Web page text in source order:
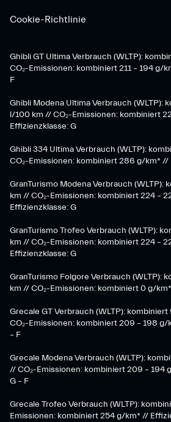
Cookie-Richtlinie
Ghibli GT Ultima Verbrauch (WLTP):
CO₂-Emissionen: kombiniert 211 – 194 g/
F
Ghibli Modena Ultima Verbrauch (WLTP):
l/100 km // CO₂-Emissionen: kombiniert
Effizienzklasse: G
Ghibli 334 Ultima Verbrauch (WLTP):
CO₂-Emissionen: kombiniert 286 g/km* //
GranTurismo Modena Verbrauch (WLTP):
km // CO₂-Emissionen: kombiniert 224 –
Effizienzklasse: G
GranTurismo Trofeo Verbrauch (WLTP):
km // CO₂-Emissionen: kombiniert 224 –
Effizienzklasse: G
GranTurismo Folgore Verbrauch (WLTP):
km // CO₂-Emissionen: kombiniert 0 g/
Grecale GT Verbrauch (WLTP):
CO₂-Emissionen: kombiniert 209 – 198
– F
Grecale Modena Verbrauch (WLTP):
// CO₂-Emissionen: kombiniert 209 – 194
G – F
Grecale Trofeo Verbrauch (WLTP):
Emissionen: kombiniert 254 g/km* //